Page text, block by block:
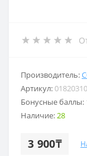
Производитель:
Артикул:
Бонусные баллы:
Наличие:28
3 900₸